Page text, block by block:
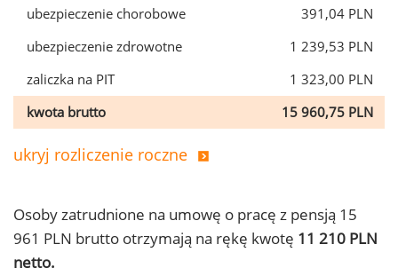
ubezpieczenie chorobowe
391,04 PLN
ubezpieczenie zdrowotne
1 239,53 PLN
zaliczka na PIT
1 323,00 PLN
kwota brutto
15 960,75 PLN
ukryj rozliczenie roczne
Osoby zatrudnione na umowę o pracę z pensją 15
961 PLN brutto otrzymają na rękę kwotę 11 210 PLN
netto.